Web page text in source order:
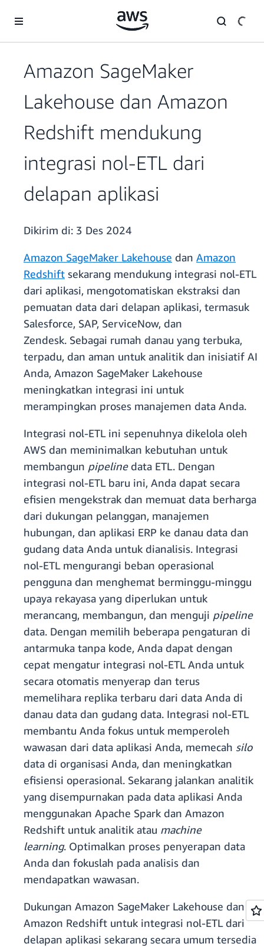
Amazon SageMaker
Lakehouse dan Amazon
Redshift mendukung
integrasi nol-ETL dari
delapan aplikasi
Dikirim di: 3 Des 2024
Amazon SageMaker Lakehouse dan Amazon
Redshift sekarang mendukung integrasi nol-ETL
dari aplikasi, mengotomatiskan ekstraksi dan
pemuatan data dari delapan aplikasi, termasuk
Salesforce, SAP, ServiceNow, dan
Zendesk. Sebagai rumah danau yang terbuka,
terpadu, dan aman untuk analitik dan inisiatif AI
Anda, Amazon SageMaker Lakehouse
meningkatkan integrasi ini untuk
merampingkan proses manajemen data Anda.
Integrasi nol-ETL ini sepenuhnya dikelola oleh
AWS dan meminimalkan kebutuhan untuk
membangun pipelinedata ETL. Dengan
integrasi nol-ETL baru ini, Anda dapat secara
efisien mengekstrak dan memuat data berharga
dari dukungan pelanggan, manajemen
hubungan, dan aplikasi ERP ke danau data dan
gudang data Anda untuk dianalisis. Integrasi
nol-ETL mengurangi beban operasional
pengguna dan menghemat berminggu-minggu
upaya rekayasa yang diperlukan untuk
merancang, membangun, dan menguji pipeline
data. Dengan memilih beberapa pengaturan di
antarmuka tanpa kode, Anda dapat dengan
cepat mengatur integrasi nol-ETL Anda untuk
secara otomatis menyerap dan terus
memelihara replika terbaru dari data Anda di
danau data dan gudang data. Integrasi nol-ETL
membantu Anda fokus untuk memperoleh
wawasan dari data aplikasi Anda, memecah silo
data di organisasi Anda, dan meningkatkan
efisiensi operasional. Sekarang jalankan analitik
yang disempurnakan pada data aplikasi Anda
menggunakan Apache Spark dan Amazon
Redshift untuk analitik atau machine
learning. Optimalkan proses penyerapan data
Anda dan fokuslah pada analisis dan
mendapatkan wawasan.
Dukungan Amazon SageMaker Lakehouse dan
Amazon Redshift untuk integrasi nol-ETL dari
delapan aplikasi sekarang secara umum tersedia